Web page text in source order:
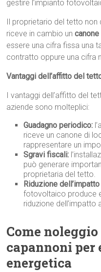
gestire l’impianto
Il proprietario del tetto non
riceve in cambio un
essere una cifra fissa una
contratto oppure una cifra
Vantaggi dell’affitto del
I vantaggi dell’affitto del
aziende sono molteplici:
Guadagno periodico:
riceve un canone di
rappresentare un
Sgravi fiscali:
può generare
proprietaria del tetto.
Riduzione
fotovoltaico produce
riduzione dell’impatto
Come
capannoni per
energetica